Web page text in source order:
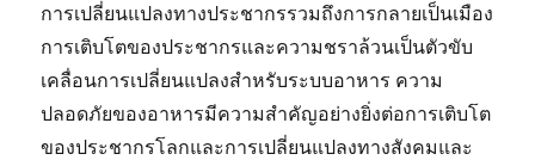
การเปลี่ยนแปลงทางประชากรรวมถึงการกลายเป็นเมือง
การเติบโตของประชากรและความชราล้วนเป็นตัวขับ
เคลื่อนการเปลี่ยนแปลงสำหรับระบบอาหาร ความ
ปลอดภัยของอาหารมีความสำคัญอย่างยิ่งต่อการเติบโต
ของประชากรโลกและการเปลี่ยนแปลงทางสังคมและ